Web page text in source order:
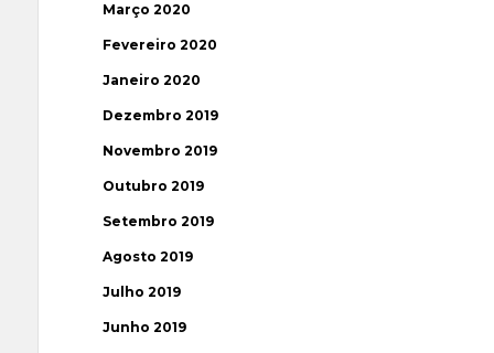
Março 2020
Fevereiro 2020
Janeiro 2020
Dezembro 2019
Novembro 2019
Outubro 2019
Setembro 2019
Agosto 2019
Julho 2019
Junho 2019